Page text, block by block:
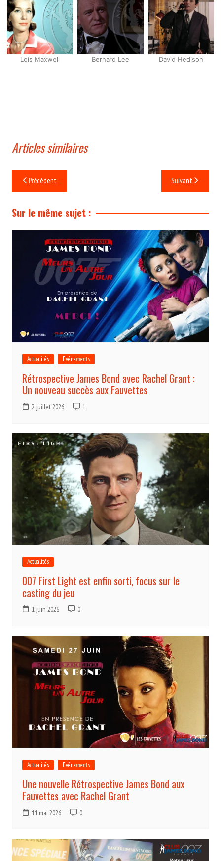
Lois Maxwell Bernard Lee David Hedison
Articles similaires
Navigation
de
l’article
Précédent Suivant
Sur le même sujet :
Actualités Evénements
Rétrospective James Bond avec Rachel Grant :
Un nouveau succès aux Fauvettes
2 juillet 2026 1
Actualités
007 First Light est enfin sorti, focus sur le
casting du jeu
1 juin 2026 0
Actualités Evénements
Une nouvelle Rétrospective James Bond aux
Fauvettes avec Rachel Grant
11 mai 2026 0